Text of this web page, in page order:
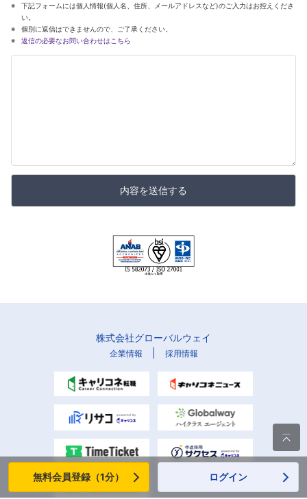
下記フォームには個人情報(個人名、住所、メールアドレスなど)のご入力はお控えくださ
い。
個別に返信はできませんので、ご了承ください。
返信の必要なお問い合わせはこちら
内容を送信する
株式会社グローバルウェイ
企業情報 採用情報

無料会員登録（1分） ログイン